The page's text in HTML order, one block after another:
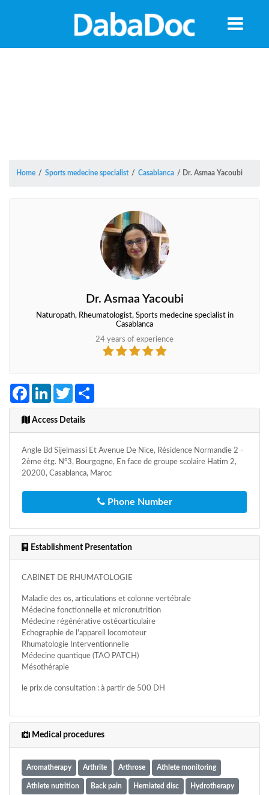
Home / Sports medecine specialist / Casablanca / Dr. Asmaa Yacoubi
Dr. Asmaa Yacoubi
Naturopath, Rheumatologist, Sports medecine specialist in
Casablanca
24 years of experience
FacebookLinkedInTwitter
Access Details
Angle Bd Sijelmassi Et Avenue De Nice, Résidence Normandie 2 -
2ème étg. N°3, Bourgogne, En face de groupe scolaire Hatim 2,
20200, Casablanca, Maroc
Phone Number
Establishment Presentation
CABINET DE RHUMATOLOGIE
Maladie des os, articulations et colonne vertébrale
Médecine fonctionnelle et micronutrition
Médecine régénérative ostéoarticulaire
Echographie de l'appareil locomoteur
Rhumatologie Interventionnelle
Médecine quantique (TAO PATCH)
Mésothérapie
le prix de consultation : à partir de 500 DH
Medical procedures
Aromatherapy Arthrite Arthrose Athlete monitoring
Athlete nutrition Back pain Herniated disc Hydrotherapy